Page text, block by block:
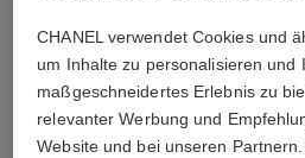
CHANEL verwendet Cookies und
um Inhalte zu personalisieren und
maßgeschneidertes Erlebnis zu
relevanter Werbung und
Website und bei unseren